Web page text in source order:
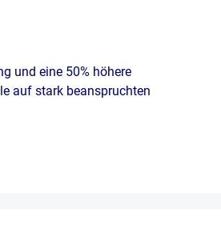
und eine 50% höhere
auf stark beanspruchten